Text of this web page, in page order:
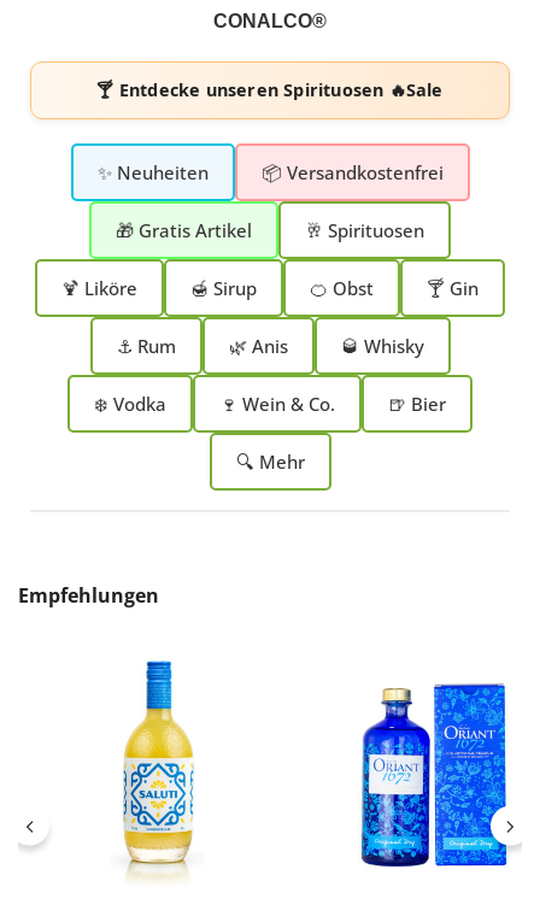
CONALCO®
🍸 Entdecke unserenSpirituosen 🔥Sale
✨ Neuheiten 📦 Versandkostenfrei
🎁 Gratis Artikel 🥂 Spirituosen
🍹 Liköre 🍯 Sirup 🍊 Obst 🍸 Gin
⚓ Rum 🌿 Anis 🥃 Whisky
❄️ Vodka 🍷 Wein & Co. 🍺 Bier
🔍 Mehr
Produktgalerie überspringen
Empfehlungen